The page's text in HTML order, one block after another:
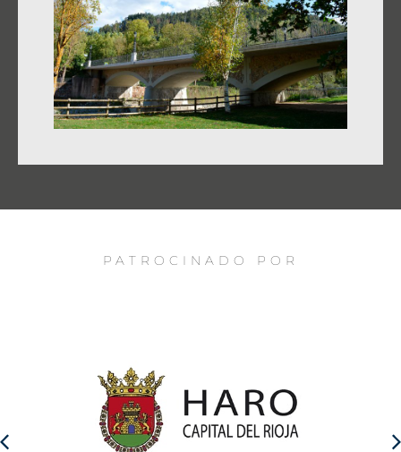
PATROCINADO POR